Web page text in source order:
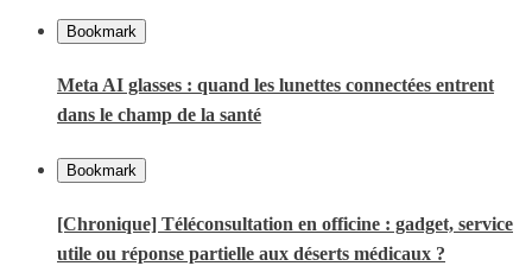
Bookmark
Meta AI glasses : quand les lunettes connectées entrent
dans le champ de la santé
Bookmark
[Chronique] Téléconsultation en officine : gadget, service
utile ou réponse partielle aux déserts médicaux ?